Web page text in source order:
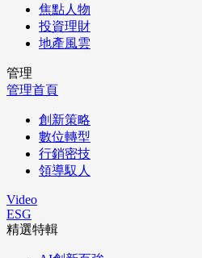
焦點人物
投資理財
地產風雲
管理
管理首頁
創新策略
數位轉型
行銷密技
領導馭人
Video
ESG
精選特輯